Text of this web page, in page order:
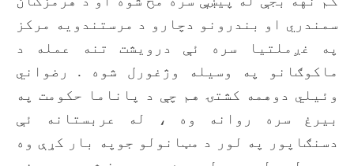
سمندري او بندرونو دچارو د مرستندویه مرکز
په غږملتیا سره ئې درویشت تنه عمله د
ماکوګانو په وسیله وژغورل شوه . رضواني
وئيلي دوهمه کشتۍ هم چې د پاناما حکومت په
بیرغ سره روانه وه ، له عربستانه ئې
دسنګاپور په لور د مټانولو جوپه بار کړې وه